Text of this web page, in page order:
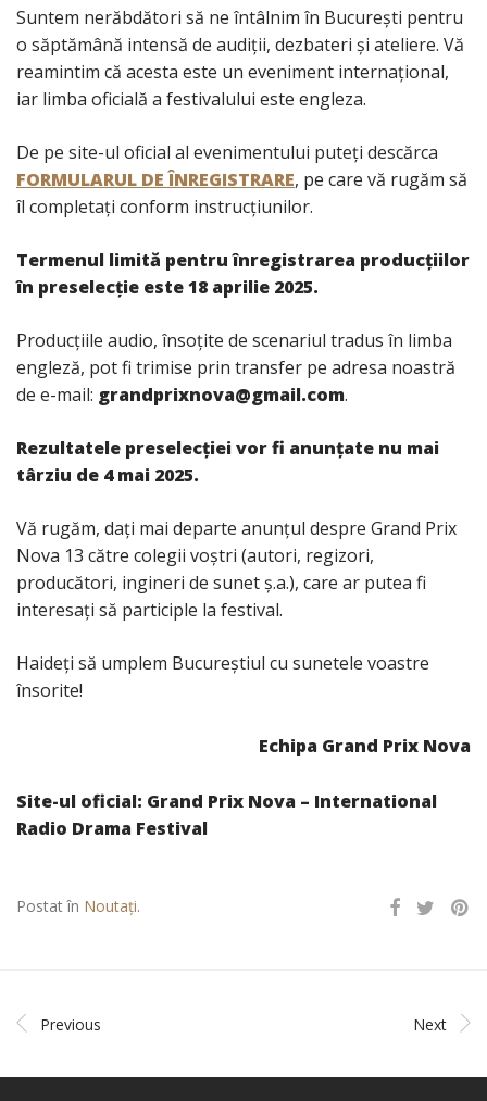
Suntem nerăbdători să ne întâlnim în Bucureşti pentru
o săptămână intensă de audiţii, dezbateri şi ateliere. Vă
reamintim că acesta este un eveniment internaţional,
iar limba oficială a festivalului este engleza.
De pe site-ul oficial al evenimentului puteţi descărca
FORMULARUL DE ÎNREGISTRARE, pe care vă rugăm să
îl completaţi conform instrucţiunilor.
Termenul limită pentru înregistrarea producţiilor
în preselecţie este 18 aprilie 2025.
Producţiile audio, însoţite de scenariul tradus în limba
engleză, pot fi trimise prin transfer pe adresa noastră
de e-mail: grandprixnova@gmail.com.
Rezultatele preselecţiei vor fi anunţate nu mai
târziu de 4 mai 2025.
Vă rugăm, daţi mai departe anunţul despre Grand Prix
Nova 13 către colegii voştri (autori, regizori,
producători, ingineri de sunet ş.a.), care ar putea fi
interesaţi să participle la festival.
Haideţi să umplem Bucureştiul cu sunetele voastre
însorite!
Echipa Grand Prix Nova
Site-ul oficial: Grand Prix Nova – International
Radio Drama Festival
Postat în Noutați.
Previous Next